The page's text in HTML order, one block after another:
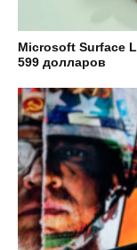
Microsoft Surface
599 долларов